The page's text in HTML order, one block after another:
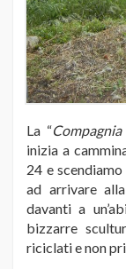
La “
inizia a
24 e
ad arrivare
davanti a
bizzarre
riciclati e non